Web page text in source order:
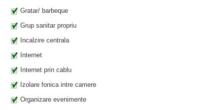
Gratar/ barbeque
Grup sanitar propriu
Incalzire centrala
Internet
Internet prin cablu
Izolare fonica intre camere
Organizare evenimente